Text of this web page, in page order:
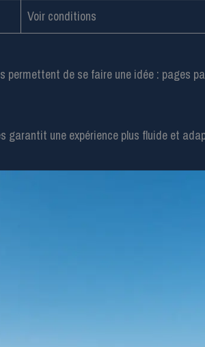
Voir conditions
de se faire une idée : pages
garantit une expérience plus fluide et